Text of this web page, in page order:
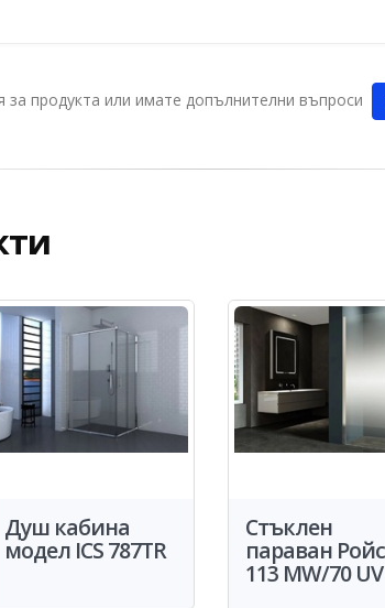
продукта или имате допълнителни въпроси
Душ кабина
модел ICS 787TR
Стъклен
параван Ройс
113 MW/70 UV